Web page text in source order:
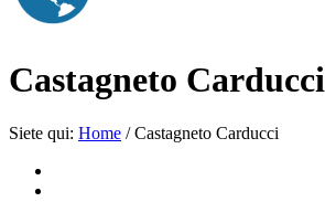
Castagneto Carducci
Siete qui: Home / Castagneto Carducci